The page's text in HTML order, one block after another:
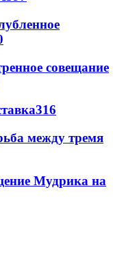
совещание
316
между тремя
Мудрика на